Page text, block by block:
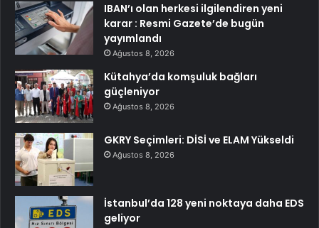
IBAN’ı olan herkesi ilgilendiren yeni
karar : Resmi Gazete’de bugün
yayımlandı
Ağustos 8, 2026
Kütahya’da komşuluk bağları
güçleniyor
Ağustos 8, 2026
GKRY Seçimleri: DİSİ ve ELAM Yükseldi
Ağustos 8, 2026
İstanbul’da 128 yeni noktaya daha EDS
geliyor